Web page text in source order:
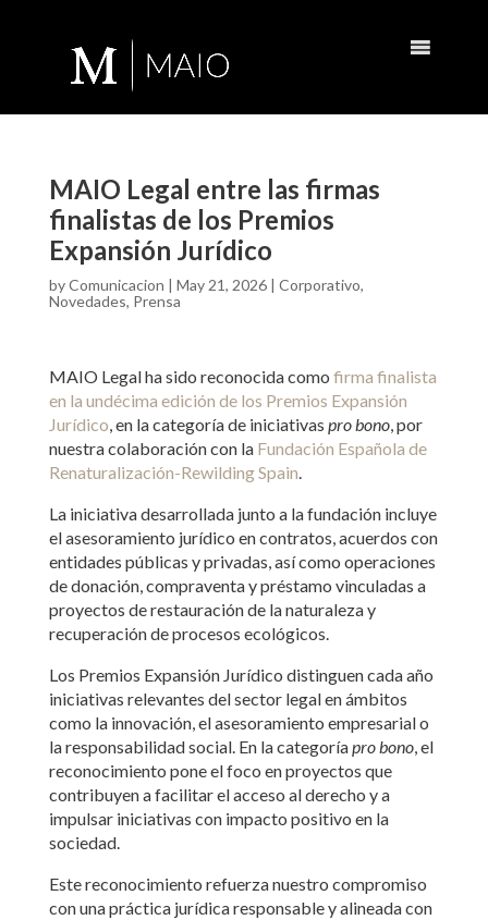
MAIO Legal entre las firmas
finalistas de los Premios
Expansión Jurídico
byComunicacion | May 21, 2026| Corporativo,
Novedades, Prensa
MAIO Legal ha sido reconocida como firma finalista
en la undécima edición de los Premios Expansión
Jurídico, en la categoría de iniciativas pro bono, por
nuestra colaboración con la Fundación Española de
Renaturalización-Rewilding Spain.
La iniciativa desarrollada junto a la fundación incluye
el asesoramiento jurídico en contratos, acuerdos con
entidades públicas y privadas, así como operaciones
de donación, compraventa y préstamo vinculadas a
proyectos de restauración de la naturaleza y
recuperación de procesos ecológicos.
Los Premios Expansión Jurídico distinguen cada año
iniciativas relevantes del sector legal en ámbitos
como la innovación, el asesoramiento empresarial o
la responsabilidad social. En la categoríapro bono, el
reconocimiento pone el foco en proyectos que
contribuyen a facilitar el acceso al derecho y a
impulsar iniciativas con impacto positivo en la
sociedad.
Este reconocimiento refuerza nuestro compromiso
con una práctica jurídica responsable y alineada con